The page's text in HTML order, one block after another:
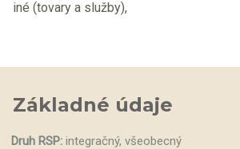
iné (tovary a služby),
Základné údaje
Druh RSP: integračný, všeobecný